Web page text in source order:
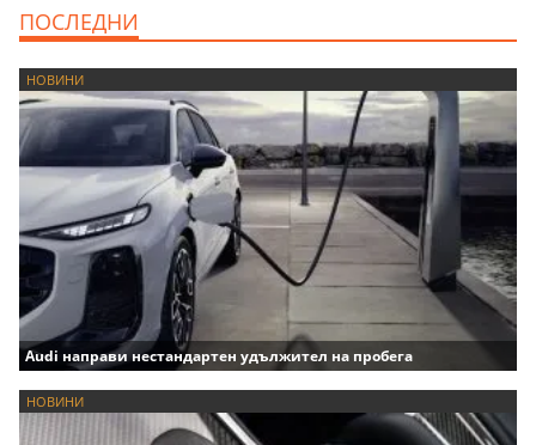
ПОСЛЕДНИ
НОВИНИ
Audi направи нестандартен удължител на пробега
НОВИНИ